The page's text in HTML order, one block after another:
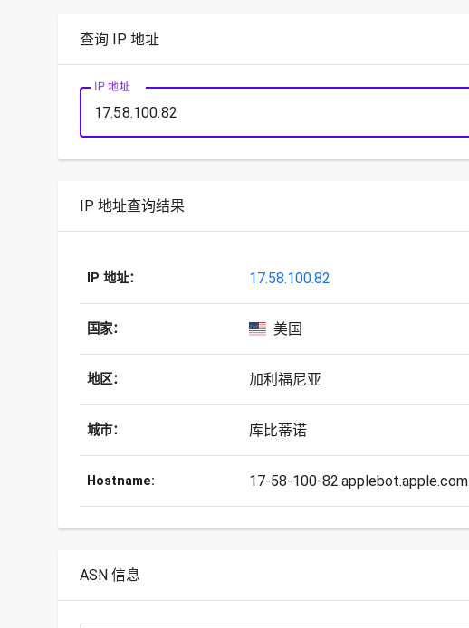
查询 IP 地址
IP 地址
IP 地址查询结果
IP 地址： 17.58.100.82
国家： 美国
地区： 加利福尼亚
城市： 库比蒂诺
Hostname: 17-58-100-82.applebot.apple.com
ASN 信息